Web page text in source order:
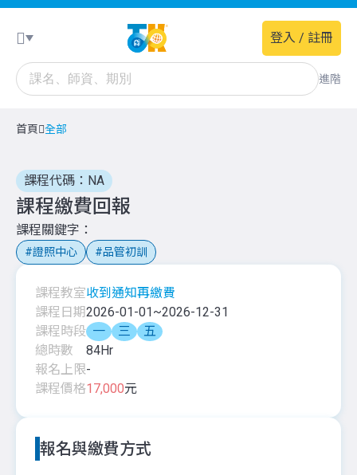
進階
登入 / 註冊
首頁 全部
課程代碼：NA
課程繳費回報
課程關鍵字
證照中心 品管初訓
課程教室收到通知再繳費
課程日期2026-01-01~2026-12-31
課程時段 一 三
五
總時數
84Hr
報名上限-
課程價格17,000元
報名與繳費方式